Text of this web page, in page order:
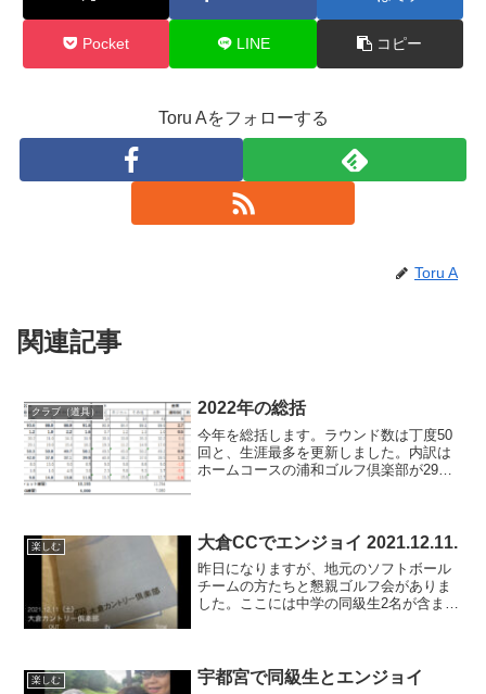
Pocket LINE コピー
Toru Aをフォローする
Toru A
関連記事
クラブ（道具） 2022年の総括
今年を総括します。ラウンド数は丁度50
回と、生涯最多を更新しました。内訳は
ホームコースの浦和ゴルフ倶楽部が29
(赤羽ゴルフ倶楽部...
楽しむ 大倉CCでエンジョイ 2021.12.11.
昨日になりますが、地元のソフトボール
チームの方たちと懇親ゴルフ会がありま
した。ここには中学の同級生2名が含まれ
ていてジェネラルエリア...
楽しむ 宇都宮で同級生とエンジョイ